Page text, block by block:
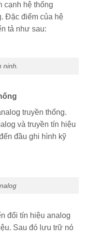
cạnh hệ thống
Đặc điểm của hệ
tả như sau:
truyền thống.
và truyền tín hiệu
đầu ghi hình kỹ
đổi tín hiệu analog
Sau đó lưu trữ nó